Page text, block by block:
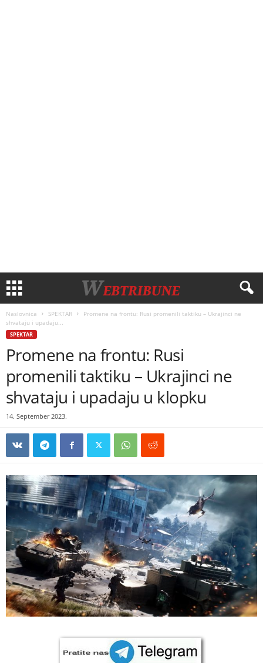
Naslovnica SPEKTAR
Promene na frontu: Rusi promenili taktiku – Ukrajinci ne
shvataju i upadaju...
SPEKTAR
Promene na frontu: Rusi
promenili taktiku – Ukrajinci ne
shvataju i upadaju u klopku
14. September 2023.